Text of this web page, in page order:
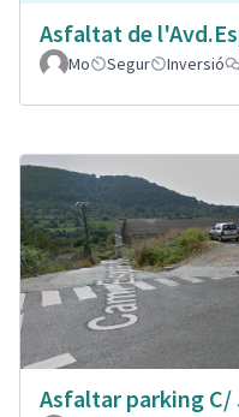
Asfaltat de
Mo
Segur Inversió
Asfaltar parking C/